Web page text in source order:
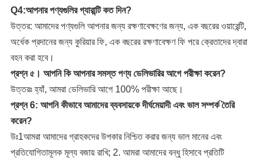
Q4:আপনার পণ্যগুলির গ্যারান্টি কত দিন?
উত্তর: আমাদের পণ্যগুলি আপনার জন্য রক্ষণাবেক্ষণের জন্য, এক বছরের ওয়ারেন্টি,
অর্ধেক প্রদানের জন্য কুরিয়ার ফি, এক বছরের রক্ষণাবেক্ষণ ফি পরে ক্রেতাদের দ্বারা
বহন করা হবে।
প্রশ্ন ৫। আপনি কি আপনার সমস্ত পণ্য ডেলিভারির আগে পরীক্ষা করেন?
উত্তরঃ হ্যাঁ, আমরা ডেলিভারি আগে 100% পরীক্ষা আছে।
প্রশ্ন 6: আপনি কীভাবে আমাদের ব্যবসায়কে দীর্ঘমেয়াদী এবং ভাল সম্পর্ক তৈরি
করেন?
উঃ1আমরা আমাদের গ্রাহকদের উপকার নিশ্চিত করার জন্য ভাল মানের এবং
প্রতিযোগিতামূলক মূল্য বজায় রাখি; 2. আমরা আমাদের বন্ধু হিসাবে প্রতিটি